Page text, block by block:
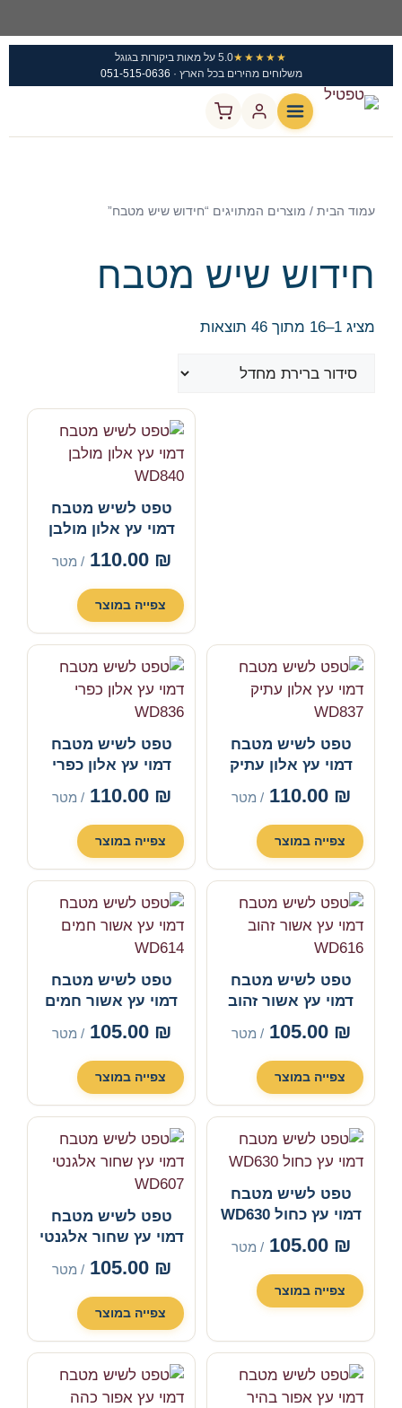
★★★★★5.0 על מאות ביקורות בגוגל
משלוחים מהירים בכל הארץ · 051-515-0636
עמוד הבית / מוצרים המתויגים “חידוש שיש מטבח”
חידוש שיש מטבח
מציג 1–16 מתוך 46 תוצאות
טפט לשיש מטבח
דמוי עץ אלון מולבן
WD840
110.00 ₪ / מטר
צפייה במוצר
טפט לשיש מטבח
דמוי עץ אלון עתיק
WD837
110.00 ₪ / מטר
צפייה במוצר
טפט לשיש מטבח
דמוי עץ אלון כפרי
WD836
110.00 ₪ / מטר
צפייה במוצר
טפט לשיש מטבח
דמוי עץ אשור זהוב
WD616
105.00 ₪ / מטר
צפייה במוצר
טפט לשיש מטבח
דמוי עץ אשור חמים
WD614
105.00 ₪ / מטר
צפייה במוצר
טפט לשיש מטבח
דמוי עץ כחול WD630
105.00 ₪ / מטר
צפייה במוצר
טפט לשיש מטבח
דמוי עץ שחור אלגנטי
WD607
105.00 ₪ / מטר
צפייה במוצר